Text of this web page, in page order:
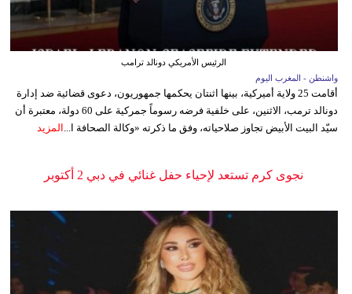
الرئيس الأمريكي دونالد ترامب
واشنطن - المغرب اليوم
أقامت 25 ولاية أميركية، بينها اثنتان يحكمها جمهوريون، دعوى قضائية ضد إدارة
دونالد ترمب، الاثنين، على خلفية فرضه رسوماً جمركية على 60 دولة، معتبرة أن
سيّد البيت الأبيض تجاوز صلاحياته، وفق ما ذكرته «وكالة الصحافة ا... المزيد
نجوى كرم تستعد لإحياء حفل غنائي في دبي 2 أكتوبر